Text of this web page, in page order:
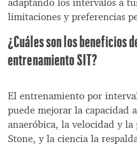
limitaciones y preferencias
¿Cuáles son los beneficios
entrenamiento SIT?
El entrenamiento por
puede mejorar la capacidad
anaeróbica, la velocidad y
Stone, y la ciencia la